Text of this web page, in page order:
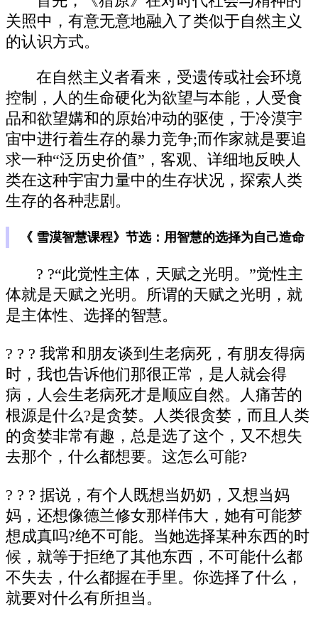
关照中，有意无意地融入了类似于自然主义
的认识方式。
在自然主义者看来，受遗传或社会环境
控制，人的生命硬化为欲望与本能，人受食
品和欲望媾和的原始冲动的驱使，于冷漠宇
宙中进行着生存的暴力竞争;而作家就是要追
求一种“泛历史价值”，客观、详细地反映人
类在这种宇宙力量中的生存状况，探索人类
生存的各种悲剧。
《 雪漠智慧课程》节选：用智慧的选择为自己造命
? ?“此觉性主体，天赋之光明。”觉性主
体就是天赋之光明。所谓的天赋之光明，就
是主体性、选择的智慧。
? ? ? 我常和朋友谈到生老病死，有朋友得病
时，我也告诉他们那很正常，是人就会得
病，人会生老病死才是顺应自然。人痛苦的
根源是什么?是贪婪。人类很贪婪，而且人类
的贪婪非常有趣，总是选了这个，又不想失
去那个，什么都想要。这怎么可能?
? ? ? 据说，有个人既想当奶奶，又想当妈
妈，还想像德兰修女那样伟大，她有可能梦
想成真吗?绝不可能。当她选择某种东西的时
候，就等于拒绝了其他东西，不可能什么都
不失去，什么都握在手里。你选择了什么，
就要对什么有所担当。